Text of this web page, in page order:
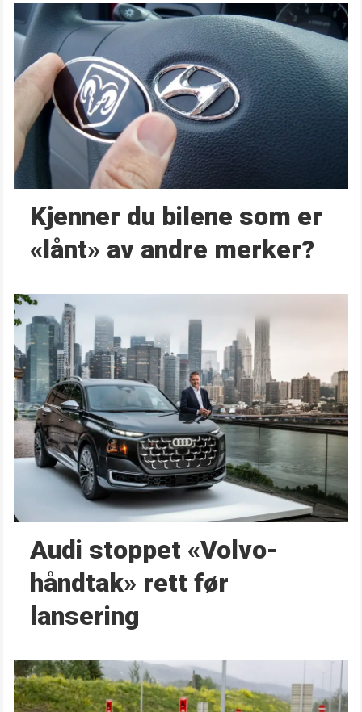
Kjenner du bilene som er
«lånt» av andre merker?
Audi stoppet «Volvo-
håndtak» rett før
lansering